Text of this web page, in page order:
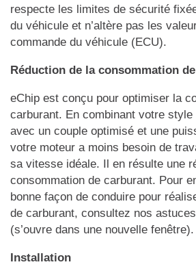
respecte les limites de sécurité
du véhicule et n’altère pas les
commande du véhicule (ECU).
Réduction de la consommation
eChip est conçu pour optimiser la
carburant. En combinant votre style
avec un couple optimisé et une
votre moteur a moins besoin de
sa vitesse idéale. Il en résulte une
consommation de carburant. Pour
bonne façon de conduire pour
de carburant, consultez nos astuces
(s’ouvre dans une nouvelle fenêtre).
Installation